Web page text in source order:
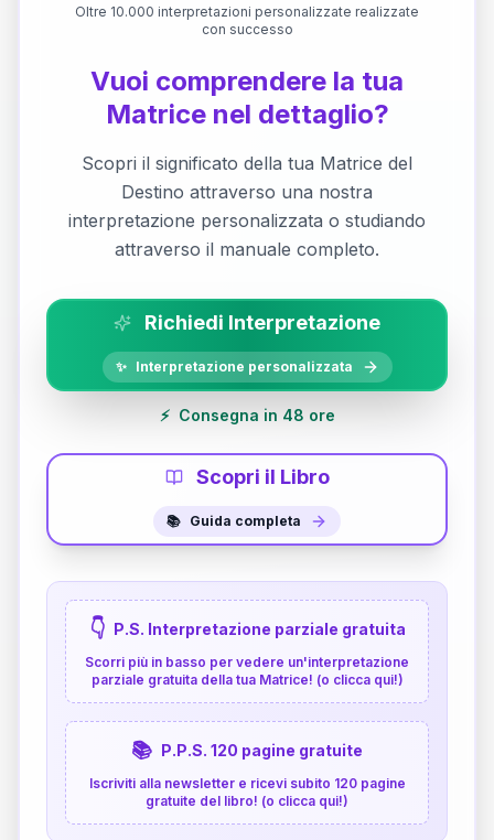
Oltre 10.000 interpretazioni personalizzate realizzate
con successo
Vuoi comprendere la tua
Matrice nel dettaglio?
Scopri il significato della tua Matrice del
Destino attraverso una nostra
interpretazione personalizzata o studiando
attraverso il manuale completo.
Richiedi Interpretazione
✨ Interpretazione personalizzata
⚡ Consegna in 48 ore
Scopri il Libro
📚 Guida completa
👇 P.S. Interpretazione parziale gratuita
Scorri più in basso per vedere un'interpretazione
parziale gratuita della tua Matrice! (o clicca qui!)
📚 P.P.S. 120 pagine gratuite
Iscriviti alla newsletter e ricevi subito 120 pagine
gratuite del libro! (o clicca qui!)